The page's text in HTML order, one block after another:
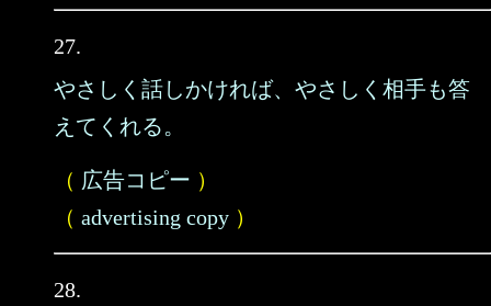
27.
やさしく話しかければ、やさしく相手も答
えてくれる。
（ 広告コピー ）
（ advertising copy ）
28.